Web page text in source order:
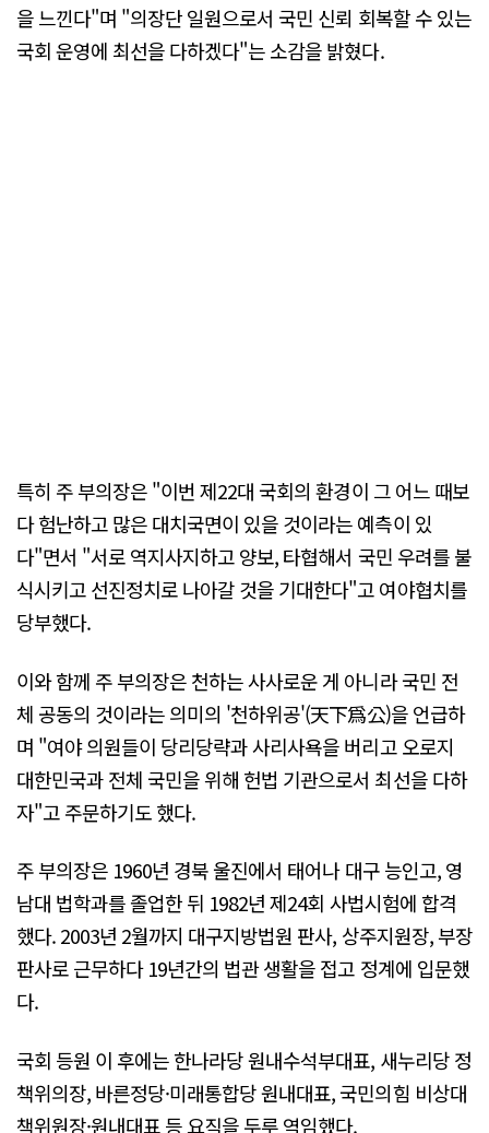
을 느낀다"며 "의장단 일원으로서 국민 신뢰 회복할 수 있는
국회 운영에 최선을 다하겠다"는 소감을 밝혔다.
특히 주 부의장은 "이번 제22대 국회의 환경이 그 어느 때보
다 험난하고 많은 대치국면이 있을 것이라는 예측이 있
다"면서 "서로 역지사지하고 양보, 타협해서 국민 우려를 불
식시키고 선진정치로 나아갈 것을 기대한다"고 여야협치를
당부했다.
이와 함께 주 부의장은 천하는 사사로운 게 아니라 국민 전
체 공동의 것이라는 의미의 '천하위공'(天下爲公)을 언급하
며 "여야 의원들이 당리당략과 사리사욕을 버리고 오로지
대한민국과 전체 국민을 위해 헌법 기관으로서 최선을 다하
자"고 주문하기도 했다.
주 부의장은 1960년 경북 울진에서 태어나 대구 능인고, 영
남대 법학과를 졸업한 뒤 1982년 제24회 사법시험에 합격
했다. 2003년 2월까지 대구지방법원 판사, 상주지원장, 부장
판사로 근무하다 19년간의 법관 생활을 접고 정계에 입문했
다.
국회 등원 이 후에는 한나라당 원내수석부대표, 새누리당 정
책위의장, 바른정당·미래통합당 원내대표, 국민의힘 비상대
책위원장·원내대표 등 요직을 두루 역임했다.